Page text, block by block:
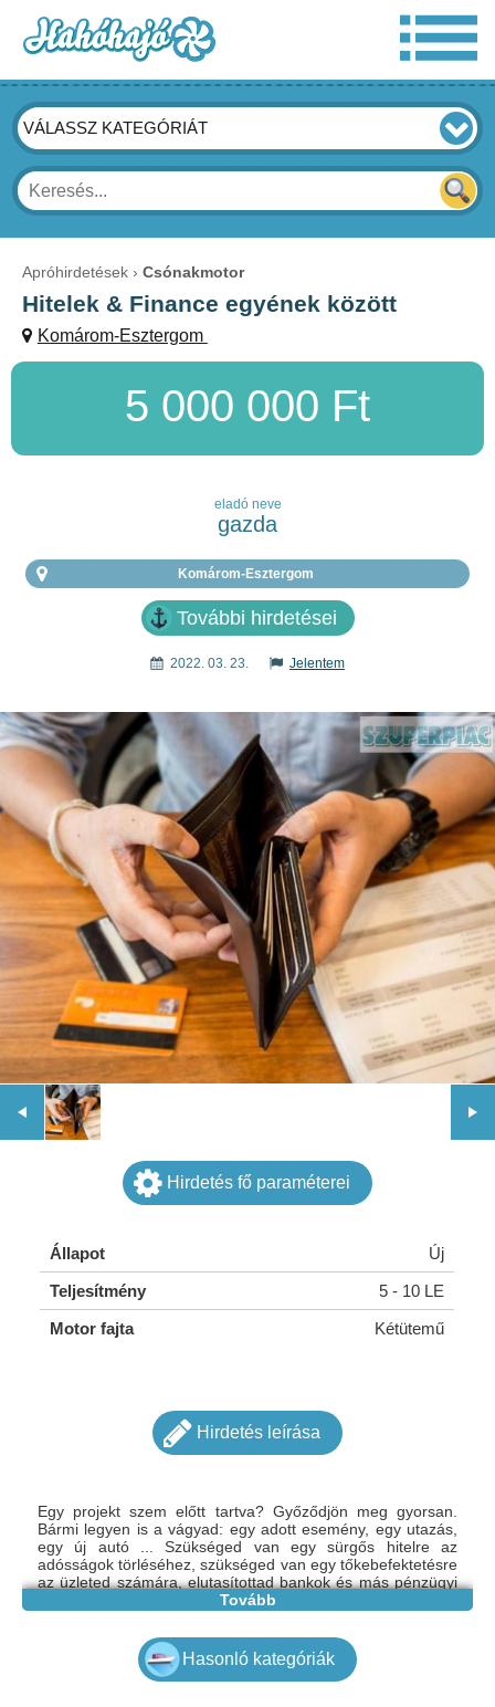
VÁLASSZ KATEGÓRIÁT
Apróhirdetések Csónakmotor
Hitelek & Finance egyének között
Komárom-Esztergom
5 000 000 Ft
eladó neve
gazda
Komárom-Esztergom
További hirdetései
2022. 03. 23. Jelentem
Hirdetés fő paraméterei
Állapot
Új
Teljesítmény
5 - 10 LE
Motor fajta
Kétütemű
Hirdetés leírása
Egy projekt szem előtt tartva? Győződjön meg gyorsan.
Bármi legyen is a vágyad: egy adott esemény, egy utazás,
egy új autó ... Szükséged van egy sürgős hitelre az
adósságok törléséhez, szükséged van egy tőkebefektetésre
az üzleted számára, elutasítottad bankok és más pénzügyi
intézmények, konszolidációs hitel vagy jelzálog, diákhitel,
vagyunk, hogy minden pénzügyi problémádat a múlté
tegyük. Pénzt adunk azoknak, akiknek pénzügyi segítségre
van szükségük, akiknek rossz hitelük van, vagy akiknek
Tovább
Hasonló kategóriák